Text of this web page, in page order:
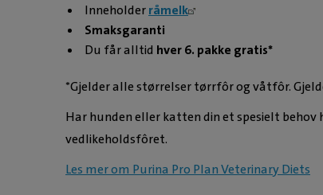
Inneholderråmelk
Smaksgaranti
Du får alltid hver 6. pakke gratis*
*Gjelder alle størrelser tørrfôr og våtfôr.
Har hunden eller katten din et spesielt
vedlikeholdsfôret.
Les mer om Purina Pro Plan Veterinary Diets